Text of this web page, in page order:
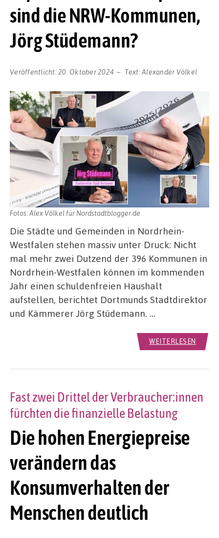
sind die NRW-Kommunen,
Jörg Stüdemann?
Veröffentlicht:20. Oktober 2024 Text:Alexander Völkel
Fotos: Alex Völkel für Nordstadtblogger.de
Die Städte und Gemeinden in Nordrhein-
Westfalen stehen massiv unter Druck: Nicht
mal mehr zwei Dutzend der 396 Kommunen in
Nordrhein-Westfalen können im kommenden
Jahr einen schuldenfreien Haushalt
aufstellen, berichtet Dortmunds Stadtdirektor
und Kämmerer Jörg Stüdemann. …
WEITERLESEN
Die hohen Energiepreise
verändern das
Konsumverhalten der
Menschen deutlich
Fast zwei Drittel der Verbraucher:innen
fürchten die finanzielle Belastung